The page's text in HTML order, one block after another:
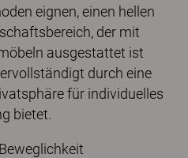
eignen, einen hellen
der mit
ausgestattet ist
durch eine
für individuelles
bietet.